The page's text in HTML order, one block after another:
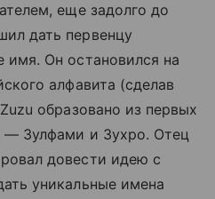
еще задолго до
дать первенцу
имя. Он остановился на
алфавита (сделав
образовано из первых
— Зулфами и Зухро. Отец
довести идею с
уникальные имена